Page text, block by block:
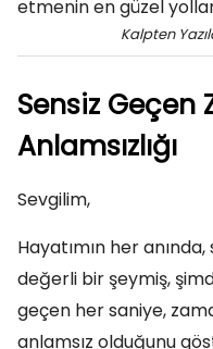
Kalpten
Sensiz Geçen
Anlamsızlığı
Sevgilim,
Hayatımın her
değerli bir şeymiş,
geçen her saniye,
anlamsız olduğunu